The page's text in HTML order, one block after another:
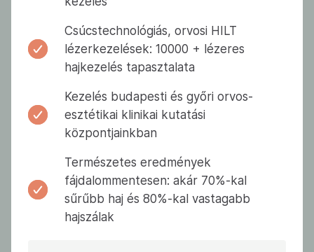
Csúcstechnológiás, orvosi HILT
lézerkezelések: 10000 + lézeres
hajkezelés tapasztalata
Kezelés budapesti és győri orvos-
esztétikai klinikai kutatási
központjainkban
Természetes eredmények
fájdalommentesen: akár 70%-kal
sűrűbb haj és 80%-kal vastagabb
hajszálak